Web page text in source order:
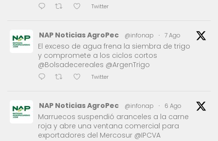
Twitter
NAP Noticias AgroPec @infonap · 7 Ago
El exceso de agua frena la siembra de trigo
y compromete a los ciclos cortos
@Bolsadecereales @ArgenTrigo
Twitter
NAP Noticias AgroPec @infonap · 6 Ago
Marruecos suspendió aranceles a la carne
roja y abre una ventana comercial para
exportadores del Mercosur @IPCVA